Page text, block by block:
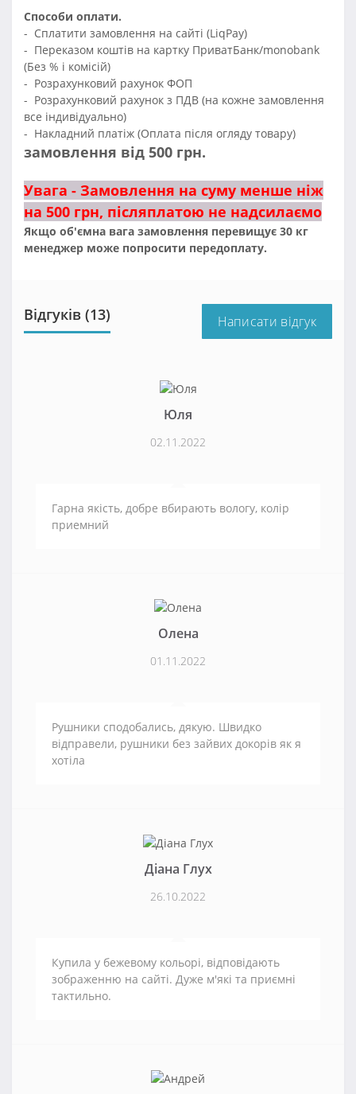
Способи оплати.
- Сплатити замовлення на сайті (LiqPay)
- Переказом коштів на картку ПриватБанк/monobank
(Без % і комісій)
- Розрахунковий рахунок ФОП
- Розрахунковий рахунок з ПДВ (на кожне замовлення
все індивідуально)
- Накладний платіж (Оплата після огляду товару)
замовлення від 500 грн.
Увага - Замовлення на суму менше ніж
на 500 грн, післяплатою не надсилаємо
Якщо об'ємна вага замовлення перевищує 30 кг
менеджер може попросити передоплату.
Відгуків (13) Написати відгук
Юля
02.11.2022
Гарна якість, добре вбирають вологу, колір
приемний
Олена
01.11.2022
Рушники сподобались, дякую. Швидко
відправели, рушники без зайвих докорів як я
хотіла
Діана Глух
26.10.2022
Купила у бежевому кольорі, відповідають
зображенню на сайті. Дуже м'які та приємні
тактильно.